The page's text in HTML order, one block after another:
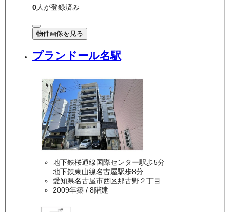
0人が登録済み
物件画像を見る
プランドール名駅
地下鉄桜通線国際センター駅歩5分
地下鉄東山線名古屋駅歩8分
愛知県名古屋市西区那古野２丁目
2009年築/ 8階建